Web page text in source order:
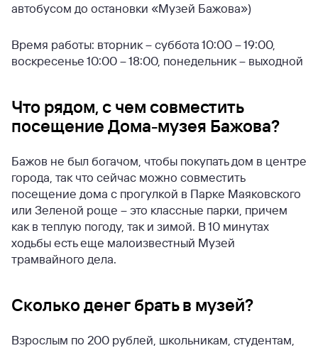
автобусом до остановки «Музей Бажова»)
Время работы: вторник – суббота 10:00 – 19:00,
воскресенье 10:00 – 18:00, понедельник – выходной
Что рядом, с чем совместить
посещение Дома-музея Бажова?
Бажов не был богачом, чтобы покупать дом в центре
города, так что сейчас можно совместить
посещение дома с прогулкой в Парке Маяковского
или Зеленой роще – это классные парки, причем
как в теплую погоду, так и зимой. В 10 минутах
ходьбы есть еще малоизвестный Музей
трамвайного дела.
Сколько денег брать в музей?
Взрослым по 200 рублей, школьникам, студентам,